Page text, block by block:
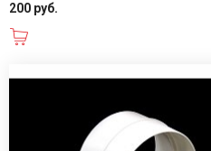
200 руб.